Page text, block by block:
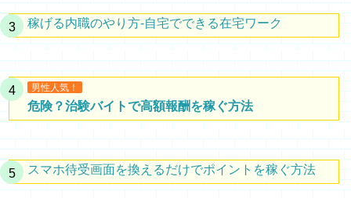
稼げる内職のやり方-自宅でできる在宅ワーク
男性人気！
危険？治験バイトで高額報酬を稼ぐ方法
スマホ待受画面を換えるだけでポイントを稼ぐ方法